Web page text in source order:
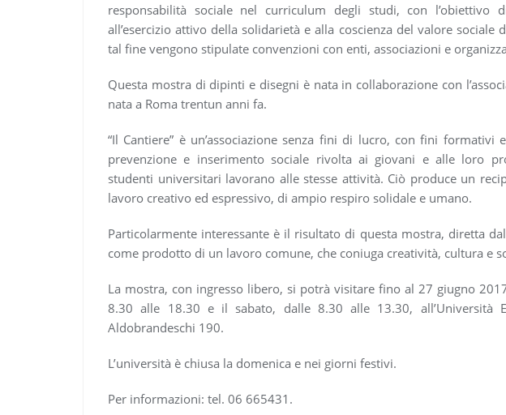
responsabilità sociale nel curriculum degli studi, con l’obiettivo
all’esercizio attivo della solidarietà e alla coscienza del valore sociale
tal fine vengono stipulate convenzioni con enti, associazioni e
Questa mostra di dipinti e disegni è nata in collaborazione con
nata a Roma trentun anni fa.
“Il Cantiere” è un’associazione senza fini di lucro, con fini formativi
prevenzione e inserimento sociale rivolta ai giovani e alle loro
studenti universitari lavorano alle stesse attività. Ciò produce un
lavoro creativo ed espressivo, di ampio respiro solidale e umano.
Particolarmente interessante è il risultato di questa mostra, diretta
come prodotto di un lavoro comune, che coniuga creatività, cultura e
La mostra, con ingresso libero, si potrà visitare fino al 27 giugno
8.30 alle 18.30 e il sabato, dalle 8.30 alle 13.30, all’Università
Aldobrandeschi 190.
L’università è chiusa la domenica e nei giorni festivi.
Per informazioni: tel. 06 665431. ​